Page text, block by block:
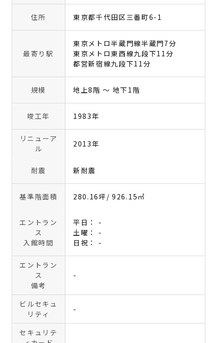
住所 東京都千代田区三番町6-1
最寄り駅
東京メトロ半蔵門線半蔵門7分
東京メトロ東西線九段下11分
都営新宿線九段下11分
規模 地上8階 〜 地下1階
竣工年 1983年
リニューア
ル
2013年
耐震 新耐震
基準階面積 280.16坪 / 926.15㎡
エントラン
ス
入館時間
平日： -
土曜： -
日祝： -
エントラン
ス
備考
-
ビルセキュ
リティ
-
セキュリテ